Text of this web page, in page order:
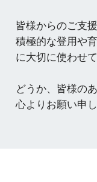
皆様からのご支
積極的な登用や
に大切に使わせ
どうか、皆様の
心よりお願い申し